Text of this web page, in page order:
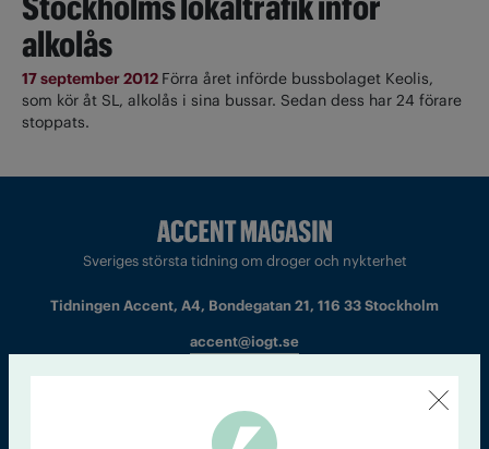
alkolås
17 september 2012 Förra året införde bussbolaget Keolis,
som kör åt SL, alkolås i sina bussar. Sedan dess har 24 förare
stoppats.
Sveriges största tidning om droger och nykterhet
Tidningen Accent, A4, Bondegatan 21, 116 33 Stockholm
accent@iogt.se
Chefredaktör och ansvarig utgivare: Barbro Janson Lundkvist,